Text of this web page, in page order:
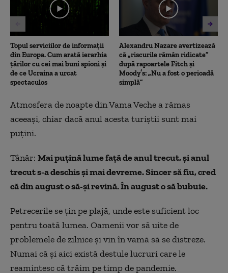
seconds
Topul serviciilor de informații
din Europa. Cum arată ierarhia
țărilor cu cei mai buni spioni și
de ce Ucraina a urcat
spectaculos
Alexandru Nazare avertizează
că „riscurile rămân ridicate”
după rapoartele Fitch și
Moody’s: „Nu a fost o perioadă
simplă”
Atmosfera de noapte din Vama Veche a rămas
aceeași, chiar dacă anul acesta turiștii sunt mai
puțini.
Tânăr: Mai puțină lume față de anul trecut, și anul
trecut s-a deschis și mai devreme. Sincer să fiu, cred
că din august o să-și revină. În august o să bubuie.
Petrecerile se țin pe plajă, unde este suficient loc
pentru toată lumea. Oamenii vor să uite de
problemele de zilnice și vin în vamă să se distreze.
Numai că și aici există destule lucruri care le
reamintesc că trăim pe timp de pandemie.